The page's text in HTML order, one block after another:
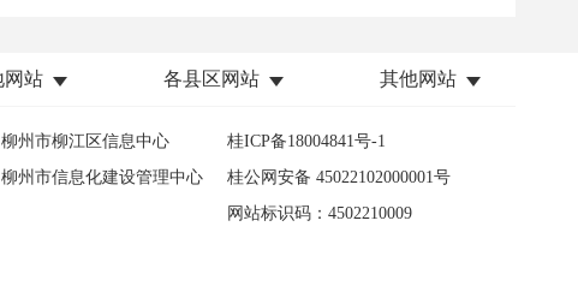
网站 各县区网站 其他网站
州市柳江区信息中心
州市信息化建设管理中心
桂ICP备18004841号-1
桂公网安备 45022102000001号
网站标识码：4502210009